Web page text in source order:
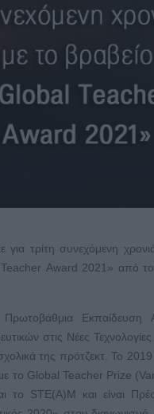
για τρίτη συνεχόμενη
Award 2021» από
Εκπαίδευση
στις Νέες
της πρότζεκτ. Το 2019
το Global Teacher Prize
STE(A)M και είναι